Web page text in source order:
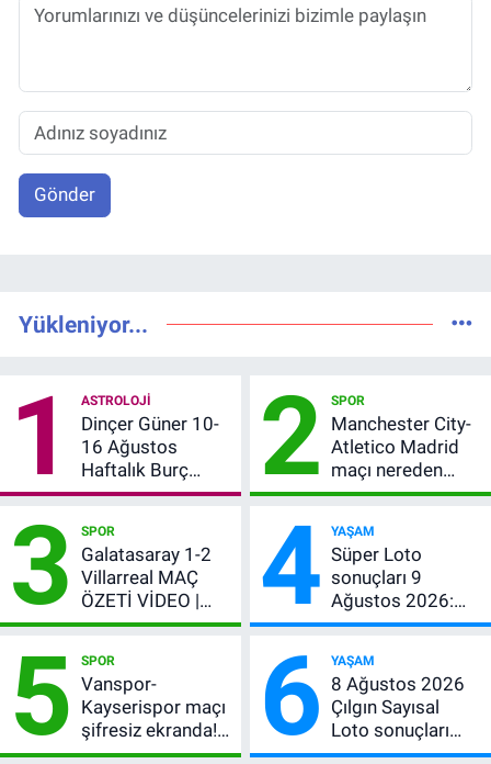
Gönder
Yükleniyor...
1 ASTROLOJI
Dinçer Güner 10-
16 Ağustos
Haftalık Burç
Yorumları: Bu
Para, Aşk ve Karar
Zamanı
2 SPOR
Manchester City-
Atletico Madrid
maçı nereden
izlenir?
3 SPOR
Galatasaray 1-2
Villarreal MAÇ
ÖZETİ VİDEO |
Osimhen attı,
provada kaybetti
4 YAŞAM
Süper Loto
sonuçları 9
Ağustos 2026:
Kazanan
5 SPOR
Vanspor-
Kayserispor maçı
şifresiz ekranda!
Saat kaçta, hangi
6 YAŞAM
8 Ağustos 2026
Çılgın Sayısal
Loto sonuçları
açıklandı! Büyük